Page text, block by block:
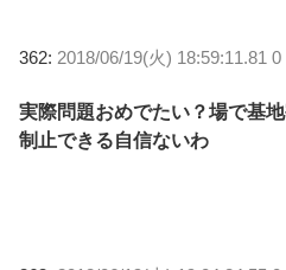
362: 2018/06/19(火) 18:59:11.81 0
実際問題おめでたい？場で基
制止できる自信ないわ